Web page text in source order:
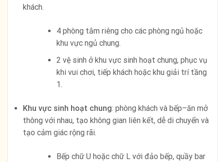
khách.
4 phòng tắm riêng cho các phòng ngủ hoặc
khu vực ngủ chung.
2 vệ sinh ở khu vực sinh hoạt chung, phục vụ
khi vui chơi, tiếp khách hoặc khu giải trí tầng
1.
Khu vực sinh hoạt chung: phòng khách và bếp–ăn mở
thông với nhau, tạo không gian liên kết, dễ di chuyển và
tạo cảm giác rộng rãi.
Bếp chữ U hoặc chữ L với đảo bếp, quầy bar